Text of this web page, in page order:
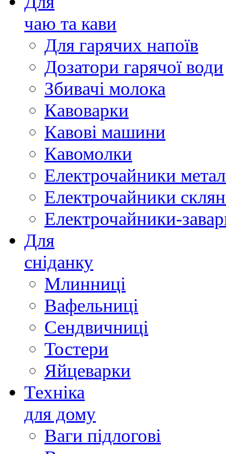
чаю та кави
Для гарячих напоїв
Дозатори гарячої води
Збивачі молока
Кавоварки
Кавові машини
Кавомолки
Електрочайники
Електрочайники
Електрочайники-
Для
сніданку
Млинниці
Вафельниці
Сендвичниці
Тостери
Яйцеварки
Техніка
для дому
Ваги підлогові